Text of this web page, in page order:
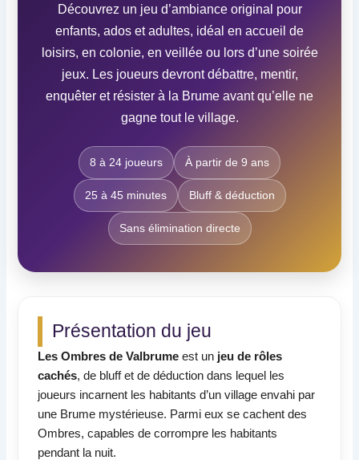
Découvrez un jeu d’ambiance original pour
enfants, ados et adultes, idéal en accueil de
loisirs, en colonie, en veillée ou lors d’une soirée
jeux. Les joueurs devront débattre, mentir,
enquêter et résister à la Brume avant qu’elle ne
gagne tout le village.
8 à 24 joueurs À partir de 9 ans
25 à 45 minutes Bluff & déduction
Sans élimination directe
Présentation du jeu
Les Ombres de Valbrume est un jeu de rôles
cachés, de bluff et de déduction dans lequel les
joueurs incarnent les habitants d’un village envahi par
une Brume mystérieuse. Parmi eux se cachent des
Ombres, capables de corrompre les habitants
pendant la nuit.